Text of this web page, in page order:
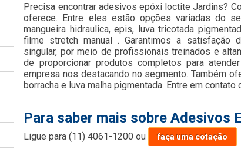
Precisa encontrar adesivos epóxi loctite Jardins?
oferece. Entre eles estão opções variadas do
mangueira hidraulica, epis, luva tricotada
filme stretch manual . Garantimos a satisfação
singular, por meio de profissionais treinados e
de proporcionar produtos completos para
empresa nos destacando no segmento. Também
borracha e luva malha pigmentada. Entre em
Para saber mais sobre Adesivos
Ligue para(11) 4061-1200 ou faça uma cotação